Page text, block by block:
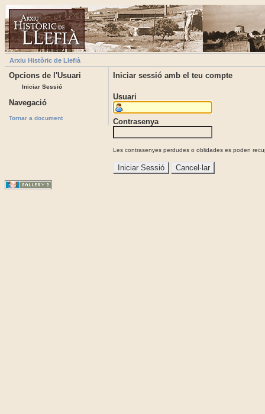
Arxiu Històric de Llefià
Opcions de l'Usuari
Iniciar Sessió
Navegació
Tornar a document
Iniciar sessió amb el teu compte
Usuari
Contrasenya
Les contrasenyes perdudes o oblidades es poden